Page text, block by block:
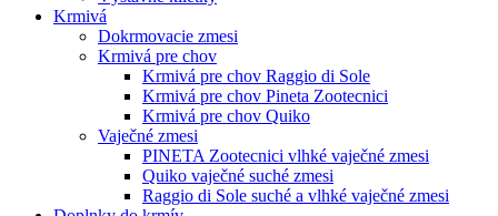
Krmivá
Dokrmovacie zmesi
Krmivá pre chov
Krmivá pre chov Raggio di Sole
Krmivá pre chov Pineta Zootecnici
Krmivá pre chov Quiko
Vaječné zmesi
PINETA Zootecnici vlhké vaječné zmesi
Quiko vaječné suché zmesi
Raggio di Sole suché a vlhké vaječné zmesi